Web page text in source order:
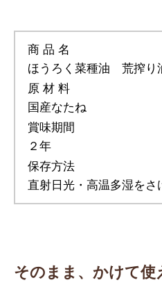
商 品 名
ほうろく菜種油 荒搾り
原 材 料
国産なたね
賞味期間
２年
保存方法
直射日光・高温多湿をさ
そのまま、かけて使